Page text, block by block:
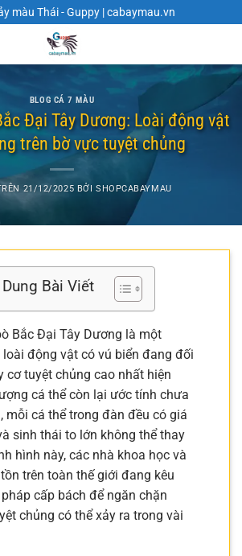
màu Thái - Guppy | cabaymau.vn
BLOG CÁ 7 MÀU
Đại Tây Dương: Loài động vật
trên bờ vực tuyệt chủng
21/12/2025 BỞI SHOPCABAYMAU
Bài Viết
Bắc Đại Tây Dương là một
động vật có vú biển đang đối
cơ tuyệt chủng cao nhất hiện
cá thể còn lại ước tính chưa
mỗi cá thể trong đàn đều có giá
sinh thái to lớn không thể thay
hình này, các nhà khoa học và
trên toàn thế giới đang kêu
cấp bách để ngăn chặn
chủng có thể xảy ra trong vài